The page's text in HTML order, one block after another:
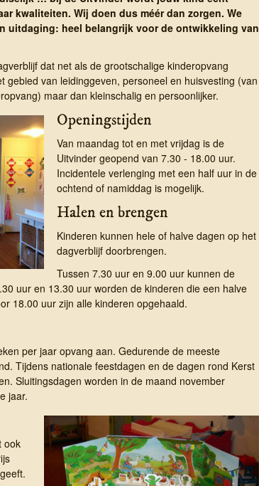
kwaliteiten. Wij doen dus méér dan zorgen. We
uitdaging: heel belangrijk voor de ontwikkeling van
dat net als de groot­schalige kinder­opvang
gebied van leidinggeven, personeel en huisvesting (van
maar dan kleinschalig en persoonlijker.
Openingstijden
Van maandag tot en met vrijdag is de
Uitvinder geopend van 7.30 - 18.00 uur.
Incidentele verlenging met een half uur in de
ochtend of namiddag is mogelijk.
Halen en brengen
Kinderen kunnen hele of halve dagen op het
dagverblijf doorbrengen.
Tussen 7.30 uur en 9.00 uur kunnen de
uur en 13.30 uur worden de kinderen die een halve
18.00 uur zijn alle kinderen opgehaald.
per jaar opvang aan. Gedurende de meeste
Tijdens nationale feestdagen en de dagen rond Kerst
Sluitingsdagen worden in de maand november
jaar.
ook